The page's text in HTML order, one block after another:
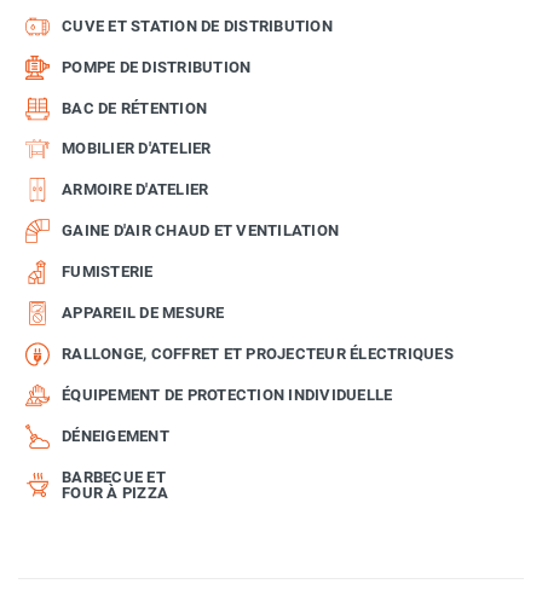
CUVE ET STATION DE DISTRIBUTION
POMPE DE DISTRIBUTION
BAC DE RÉTENTION
MOBILIER D'ATELIER
ARMOIRE D'ATELIER
GAINE D'AIR CHAUD ET VENTILATION
FUMISTERIE
APPAREIL DE MESURE
RALLONGE, COFFRET ET PROJECTEUR ÉLECTRIQUES
ÉQUIPEMENT DE PROTECTION INDIVIDUELLE
DÉNEIGEMENT
BARBECUE ET
FOUR À PIZZA